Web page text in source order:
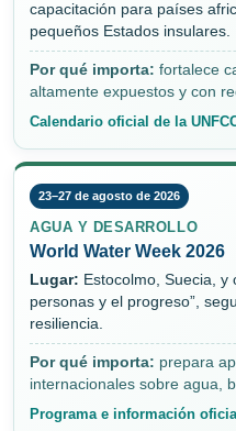
capacitación para países
pequeños Estados insulares.
Por qué importa: fortalece
altamente expuestos y con
Calendario oficial de la
23–27 de agosto de 2026
AGUA Y DESARROLLO
World Water Week 2026
Lugar: Estocolmo, Suecia, y
personas y el progreso”,
resiliencia.
Por qué importa: prepara
internacionales sobre agua,
Programa e información